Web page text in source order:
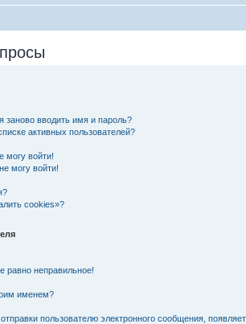
заново вводить имя и пароль?
активных пользователей?
могу войти!
могу войти!
cookies»?
равно неправильное!
именем?
пользователю электронного сообщения,